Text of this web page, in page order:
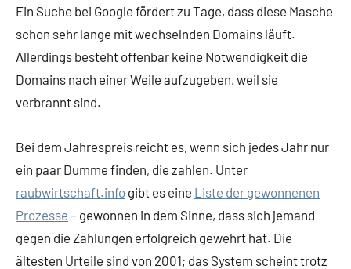
Ein Suche bei Google fördert zu Tage, dass diese Masche
schon sehr lange mit wechselnden Domains läuft.
Allerdings besteht offenbar keine Notwendigkeit die
Domains nach einer Weile aufzugeben, weil sie
verbrannt sind.
Bei dem Jahrespreis reicht es, wenn sich jedes Jahr nur
ein paar Dumme finden, die zahlen. Unter
raubwirtschaft.info gibt es eine Liste der gewonnenen
Prozesse – gewonnen in dem Sinne, dass sich jemand
gegen die Zahlungen erfolgreich gewehrt hat. Die
ältesten Urteile sind von 2001; das System scheint trotz